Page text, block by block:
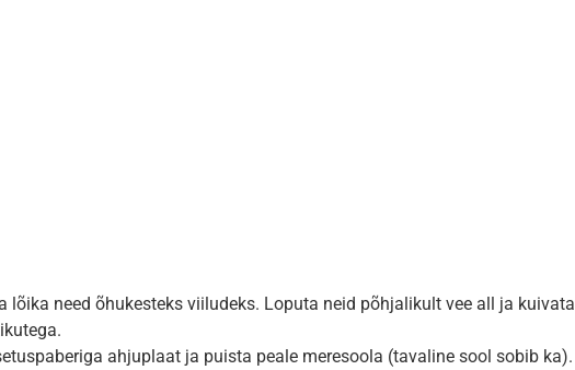
lõika need õhukesteks viiludeks. Loputa neid põhjalikult vee all ja kuivata
ahjuplaat ja puista peale meresoola (tavaline sool sobib ka).